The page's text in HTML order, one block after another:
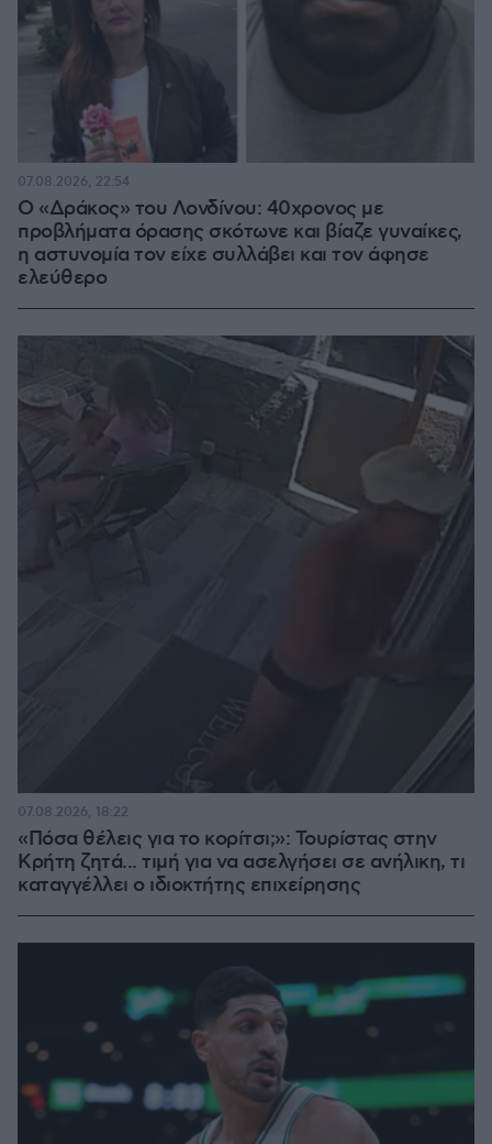
Ο «Δράκος» του Λονδίνου: 40χρονος με
προβλήματα όρασης σκότωνε και βίαζε γυναίκες,
η αστυνομία τον είχε συλλάβει και τον άφησε
ελεύθερο
07.08.2026, 22:54
«Πόσα θέλεις για το κορίτσι;»: Τουρίστας στην
Κρήτη ζητά... τιμή για να ασελγήσει σε ανήλικη, τι
καταγγέλλει ο ιδιοκτήτης επιχείρησης
07.08.2026, 18:22